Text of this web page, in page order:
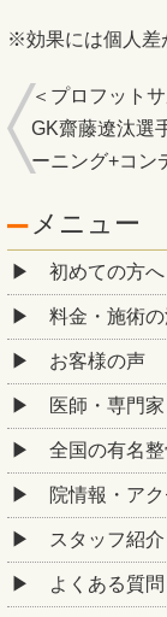
※効果には個人差
＜プロフット
GK齋藤遼汰選
ーニング+コン
メニュー
初めての方へ
料金・施術
お客様の声
医師・専門
全国の有名
院情報・ア
スタッフ紹介
よくある質問